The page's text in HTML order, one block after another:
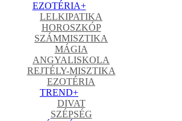
EZOTÉRIA+
LELKIPATIKA
HOROSZKÓP
SZÁMMISZTIKA
MÁGIA
ANGYALISKOLA
REJTÉLY-MISZTIKA
EZOTÉRIA
TREND+
DIVAT
SZÉPSÉG